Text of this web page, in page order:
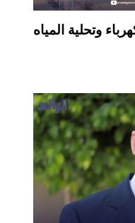
وتحلية المياه